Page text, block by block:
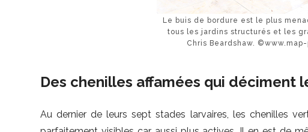
Le buis de bordure est le plus
tous les jardins structurés et les
Chris Beardshaw.
Des chenilles affamées qui déciment
Au dernier de leurs sept stades larvaires, les chenilles